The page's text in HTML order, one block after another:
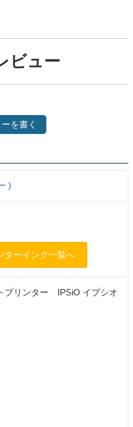
ビュー
を書く
)
ターインク一覧へ
プリンター IPSiO イプシオ